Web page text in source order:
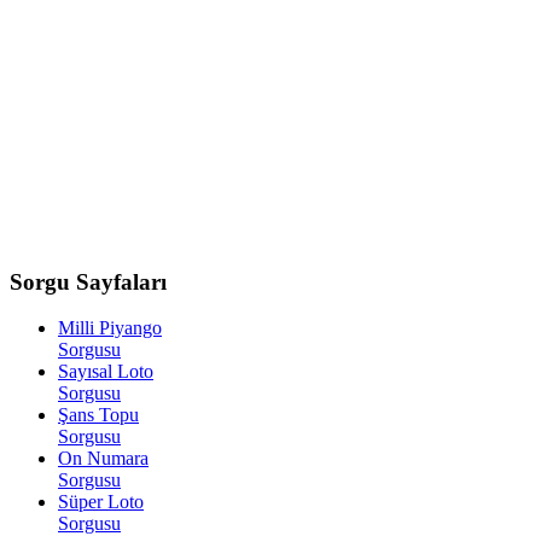
Sorgu Sayfaları
Milli Piyango
Sorgusu
Sayısal Loto
Sorgusu
Şans Topu
Sorgusu
On Numara
Sorgusu
Süper Loto
Sorgusu